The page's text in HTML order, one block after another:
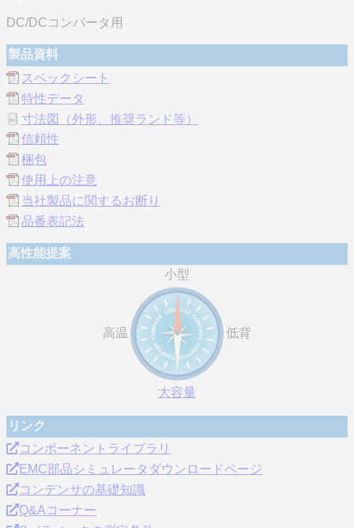
DC/DCコンバータ用
製品資料
スペックシート
特性データ
寸法図（外形、推奨ランド等）
信頼性
梱包
使用上の注意
当社製品に関するお断り
品番表記法
高性能提案
小型
高温 低背
大容量
リンク
コンポーネントライブラリ
EMC部品シミュレータダウンロードページ
コンデンサの基礎知識
Q&Aコーナー